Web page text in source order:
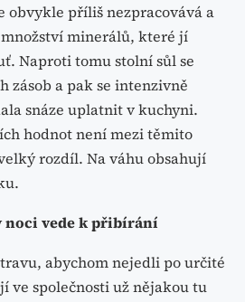
obvykle příliš nezpracovává a
minerálů, které jí
Naproti tomu stolní sůl se
zásob a pak se intenzivně
snáze uplatnit v kuchyni.
hodnot není mezi těmito
rozdíl. Na váhu obsahují
noci vede k přibírání
abychom nejedli po určité
ve společnosti už nějakou tu